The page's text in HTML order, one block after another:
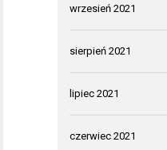
wrzesień 2021
sierpień 2021
lipiec 2021
czerwiec 2021